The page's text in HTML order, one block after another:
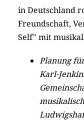
in Deutschland
Freundschaft,
Self" mit
Planung
Karl-